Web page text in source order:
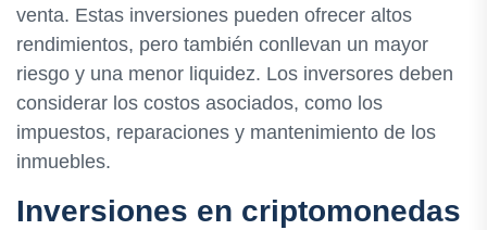
venta. Estas inversiones pueden ofrecer altos
rendimientos, pero también conllevan un mayor
riesgo y una menor liquidez. Los inversores deben
considerar los costos asociados, como los
impuestos, reparaciones y mantenimiento de los
inmuebles.
Inversiones en criptomonedas